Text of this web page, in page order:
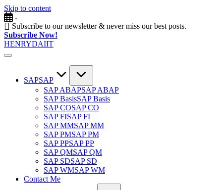
Skip to content
-
Subscribe to our newsletter & never miss our best posts.
Subscribe Now!
HENRYDAIIT
SAPSAP
SAP ABAPSAP ABAP
SAP BasisSAP Basis
SAP COSAP CO
SAP FISAP FI
SAP MMSAP MM
SAP PMSAP PM
SAP PPSAP PP
SAP QMSAP QM
SAP SDSAP SD
SAP WMSAP WM
Contact Me